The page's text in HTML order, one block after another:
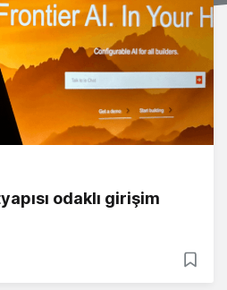
odaklı girişim